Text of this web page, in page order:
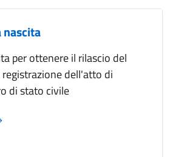
nascita
per ottenere il rilascio del
registrazione dell'atto di
di stato civile